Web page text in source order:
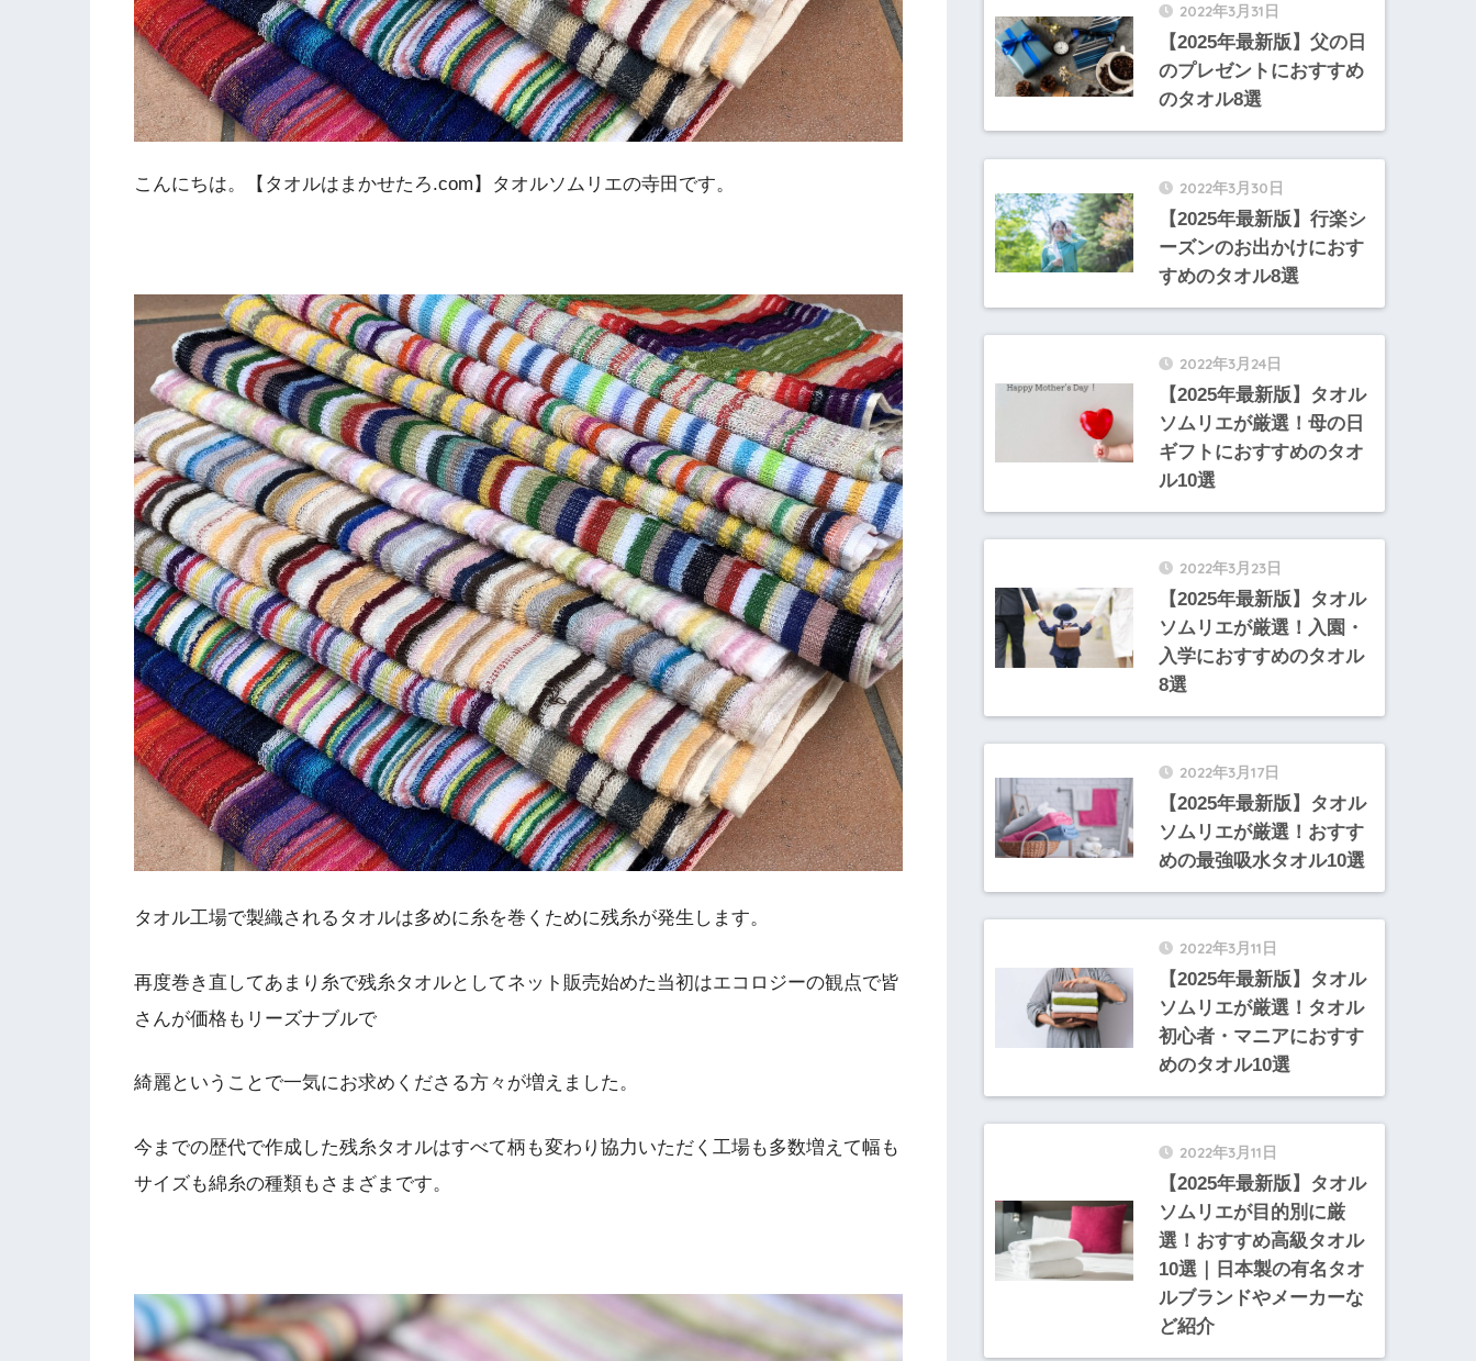
こんにちは。【タオルはまかせたろ.com】タオルソムリエの寺田です。
タオル工場で製織されるタオルは多めに糸を巻くために残糸が発生します。
再度巻き直してあまり糸で残糸タオルとしてネット販売始めた当初はエコロジーの観点で皆
さんが価格もリーズナブルで
綺麗ということで一気にお求めくださる方々が増えました。
今までの歴代で作成した残糸タオルはすべて柄も変わり協力いただく工場も多数増えて幅も
サイズも綿糸の種類もさまざまです。
2022年3月31日
【2025年最新版】父の日
のプレゼントにおすすめ
のタオル8選
2022年3月30日
【2025年最新版】行楽シ
ーズンのお出かけにおす
すめのタオル8選
2022年3月24日
【2025年最新版】タオル
ソムリエが厳選！母の日
ギフトにおすすめのタオ
ル10選
2022年3月23日
【2025年最新版】タオル
ソムリエが厳選！入園・
入学におすすめのタオル
8選
2022年3月17日
【2025年最新版】タオル
ソムリエが厳選！おすす
めの最強吸水タオル10選
2022年3月11日
【2025年最新版】タオル
ソムリエが厳選！タオル
初心者・マニアにおすす
めのタオル10選
2022年3月11日
【2025年最新版】タオル
ソムリエが目的別に厳
選！おすすめ高級タオル
10選｜日本製の有名タオ
ルブランドやメーカーな
ど紹介